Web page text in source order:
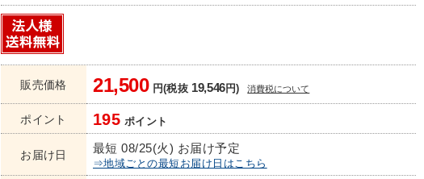
販売価格 21,500円(税抜 19,546円) 消費税について
ポイント 195 ポイント
お届け日 最短 08/25(火) お届け予定
⇒地域ごとの最短お届け日はこちら